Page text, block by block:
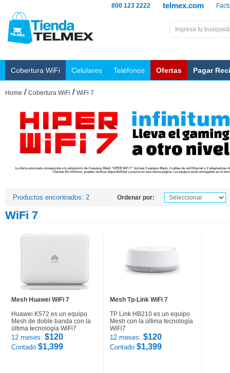
telmex.com
800 123 2222
Cobertura WiFi Celulares Teléfonos Ofertas Pagar
Home / Cobertura WiFi / WiFi 7
Productos encontrados: 2 Ordenar por:
WiFi 7
Mesh Huawei WiFi 7
Huawei K572 es un equipo
Mesh de doble banda con la
última tecnología WiFi7
12 meses: $120
Contado $1,399
Mesh Tp-Link WiFi 7
TP Link HB210 es un equipo
Mesh con la última tecnología
WiFi7
12 meses: $120
Contado $1,399